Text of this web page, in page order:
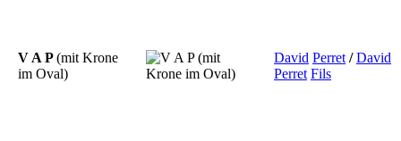
V A P(mit Krone
im Oval)
David Perret /David
Perret Fils